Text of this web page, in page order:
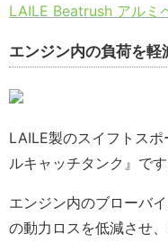
LAILE Beatrush アルミ
エンジン内の負荷を軽
LAILE製のスイフトス
ルキャッチタンク』です
エンジン内のブローバ
の動力ロスを低減させ